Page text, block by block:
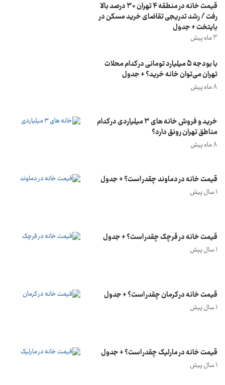
قیمت خانه در منطقه ۴ تهران ۳۰ درصد بالا
رفت / رشد تدریجی تقاضای خرید مسکن در
پایتخت + جدول
3 ماه پیش
با بودجه 5 میلیارد تومانی در کدام محلات
تهران می‌توان خانه خرید؟ + جدول
8 ماه پیش
خرید و فروش خانه های ۳ میلیاردی در کدام
مناطق تهران رونق دارد؟
8 ماه پیش
قیمت خانه در دماوند چقدر است؟ + جدول
1 سال پیش
قیمت خانه در قرچک چقدر است؟ + جدول
1 سال پیش
قیمت خانه در کرمان چقدر است؟ + جدول
1 سال پیش
قیمت خانه در مارلیک چقدر است؟ + جدول
1 سال پیش